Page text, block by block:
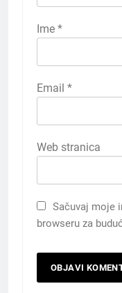
Ime *
Email *
Web stranica
Sačuvaj moje
browseru za